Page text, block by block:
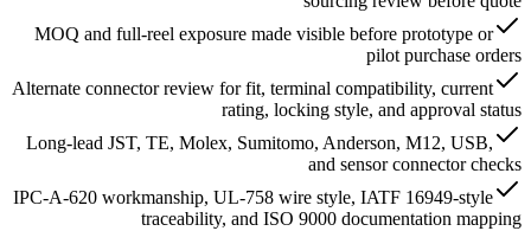
MOQ and full-reel exposure made visible before prototype or
pilot purchase orders
Alternate connector review for fit, terminal compatibility, current
rating, locking style, and approval status
Long-lead JST, TE, Molex, Sumitomo, Anderson, M12, USB,
and sensor connector checks
IPC-A-620 workmanship, UL-758 wire style, IATF 16949-style
traceability, and ISO 9000 documentation mapping